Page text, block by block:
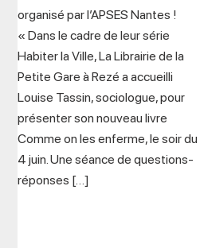
organisé par l’APSES Nantes !
« Dans le cadre de leur série
Habiter la Ville, La Librairie de la
Petite Gare à Rezé a accueilli
Louise Tassin, sociologue, pour
présenter son nouveau livre
Comme on les enferme, le soir du
4 juin. Une séance de questions-
réponses […]